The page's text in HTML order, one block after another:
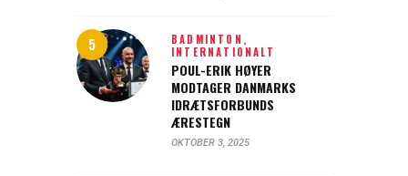
BADMINTON,
INTERNATIONALT
POUL-ERIK HØYER
MODTAGER DANMARKS
IDRÆTSFORBUNDS
ÆRESTEGN
OKTOBER 3, 2025